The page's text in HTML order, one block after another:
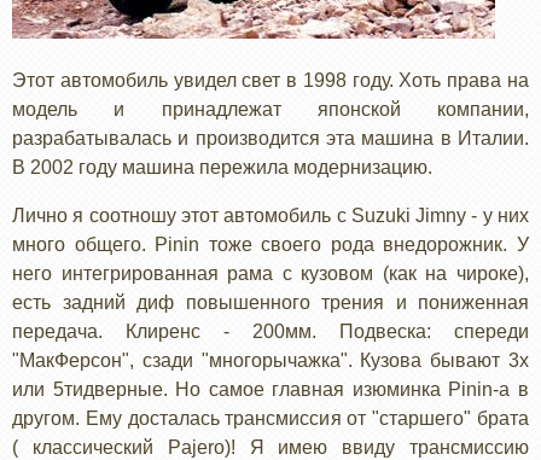
Этот автомобиль увидел свет в 1998 году. Хоть права на
модель и принадлежат японской компании,
разрабатывалась и производится эта машина в Италии.
В 2002 году машина пережила модернизацию.
Лично я соотношу этот автомобиль с Suzuki Jimny - у них
много общего. Pinin тоже своего рода внедорожник. У
него интегрированная рама с кузовом (как на чироке),
есть задний диф повышенного трения и пониженная
передача. Клиренс - 200мм. Подвеска: спереди
"МакФерсон", сзади "многорычажка". Кузова бывают 3х
или 5тидверные. Но самое главная изюминка Pinin-а в
другом. Ему досталась трансмиссия от "старшего" брата
( классический Pajero)! Я имею ввиду трансмиссию